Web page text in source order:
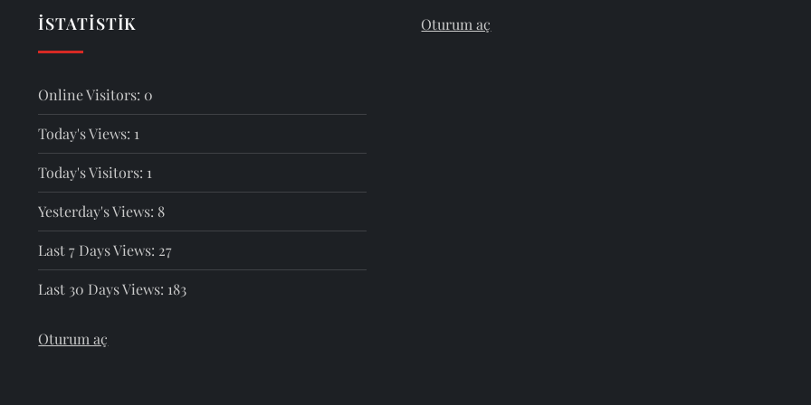
İSTATISTIK
Online Visitors: 0
Today's Views: 1
Today's Visitors: 1
Yesterday's Views:8
Last 7 Days Views: 27
Last 30 Days Views: 183
Oturum aç
Oturum aç